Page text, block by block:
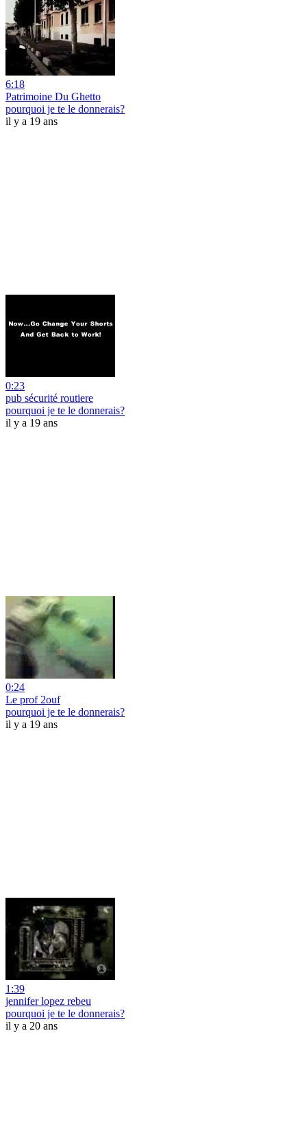
6:18
Patrimoine Du Ghetto
pourquoi je te le donnerais?
il y a 19 ans
0:23
pub sécurité routiere
pourquoi je te le donnerais?
il y a 19 ans
0:24
Le prof 2ouf
pourquoi je te le donnerais?
il y a 19 ans
1:39
jennifer lopez rebeu
pourquoi je te le donnerais?
il y a 20 ans